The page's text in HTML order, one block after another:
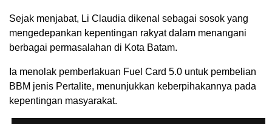
Sejak menjabat, Li Claudia dikenal sebagai sosok yang
mengedepankan kepentingan rakyat dalam menangani
berbagai permasalahan di Kota Batam.
Ia menolak pemberlakuan Fuel Card 5.0 untuk pembelian
BBM jenis Pertalite, menunjukkan keberpihakannya pada
kepentingan masyarakat.